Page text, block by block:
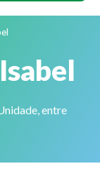
entre